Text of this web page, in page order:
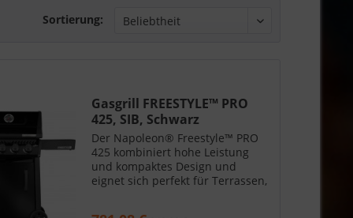
Sortierung:
Gasgrill FREESTYLE™ PRO
425, SIB, Schwarz
Der Napoleon® Freestyle™ PRO
425 kombiniert hohe Leistung
und kompaktes Design und
eignet sich perfekt für Terrassen,